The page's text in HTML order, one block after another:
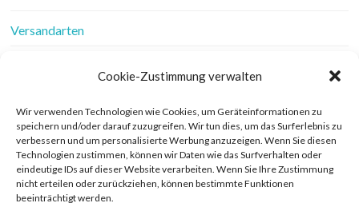
Cookie-Zustimmung verwalten
Wir verwenden Technologien wie Cookies, um Geräteinformationen zu
speichern und/oder darauf zuzugreifen. Wir tun dies, um das Surferlebnis zu
verbessern und um personalisierte Werbung anzuzeigen. Wenn Sie diesen
Technologien zustimmen, können wir Daten wie das Surfverhalten oder
eindeutige IDs auf dieser Website verarbeiten. Wenn Sie Ihre Zustimmung
nicht erteilen oder zurückziehen, können bestimmte Funktionen
beeinträchtigt werden.
Versandarten
Werbung
Widerrufsbelehrung